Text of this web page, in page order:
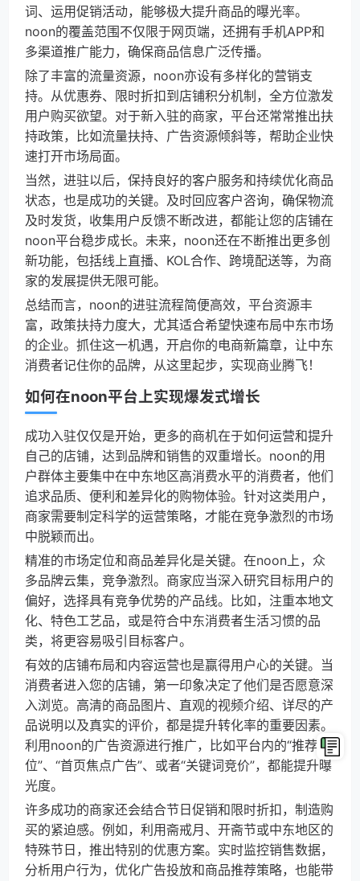
词、运用促销活动，能够极大提升商品的曝光率。
noon的覆盖范围不仅限于网页端，还拥有手机APP和
多渠道推广能力，确保商品信息广泛传播。
除了丰富的流量资源，noon亦设有多样化的营销支
持。从优惠券、限时折扣到店铺积分机制，全方位激发
用户购买欲望。对于新入驻的商家，平台还常常推出扶
持政策，比如流量扶持、广告资源倾斜等，帮助企业快
速打开市场局面。
当然，进驻以后，保持良好的客户服务和持续优化商品
状态，也是成功的关键。及时回应客户咨询，确保物流
及时发货，收集用户反馈不断改进，都能让您的店铺在
noon平台稳步成长。未来，noon还在不断推出更多创
新功能，包括线上直播、KOL合作、跨境配送等，为商
家的发展提供无限可能。
总结而言，noon的进驻流程简便高效，平台资源丰
富，政策扶持力度大，尤其适合希望快速布局中东市场
的企业。抓住这一机遇，开启你的电商新篇章，让中东
消费者记住你的品牌，从这里起步，实现商业腾飞！
如何在noon平台上实现爆发式增长
成功入驻仅仅是开始，更多的商机在于如何运营和提升
自己的店铺，达到品牌和销售的双重增长。noon的用
户群体主要集中在中东地区高消费水平的消费者，他们
追求品质、便利和差异化的购物体验。针对这类用户，
商家需要制定科学的运营策略，才能在竞争激烈的市场
中脱颖而出。
精准的市场定位和商品差异化是关键。在noon上，众
多品牌云集，竞争激烈。商家应当深入研究目标用户的
偏好，选择具有竞争优势的产品线。比如，注重本地文
化、特色工艺品，或是符合中东消费者生活习惯的品
类，将更容易吸引目标客户。
有效的店铺布局和内容运营也是赢得用户心的关键。当
消费者进入您的店铺，第一印象决定了他们是否愿意深
入浏览。高清的商品图片、直观的视频介绍、详尽的产
品说明以及真实的评价，都是提升转化率的重要因素。
利用noon的广告资源进行推广，比如平台内的“推荐
位”、“首页焦点广告”、或者“关键词竞价”，都能提升曝
光度。
许多成功的商家还会结合节日促销和限时折扣，制造购
买的紧迫感。例如，利用斋戒月、开斋节或中东地区的
特殊节日，推出特别的优惠方案。实时监控销售数据，
分析用户行为，优化广告投放和商品推荐策略，也能带